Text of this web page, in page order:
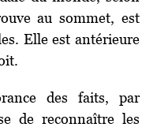
au sommet, est
Elle est antérieure
des faits, par
de reconnaître les